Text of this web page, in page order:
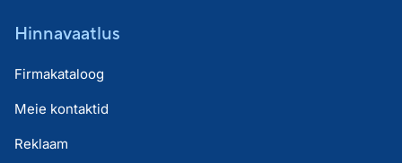
Hinnavaatlus
Firmakataloog
Meie kontaktid
Reklaam